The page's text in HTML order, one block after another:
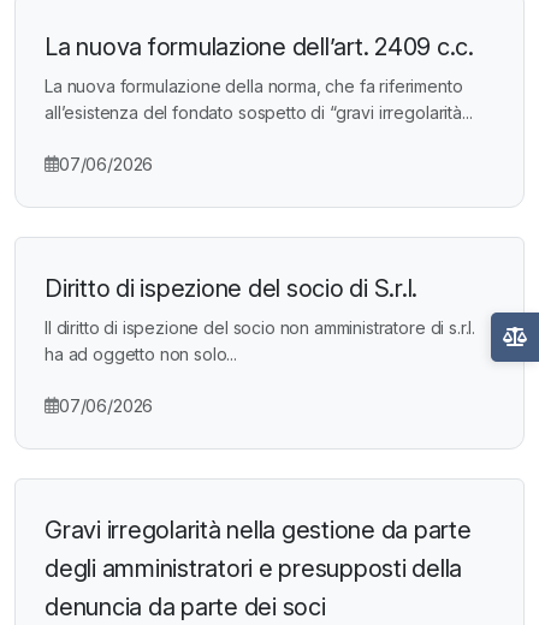
La nuova formulazione dell’art. 2409 c.c.
La nuova formulazione della norma, che fa riferimento
all’esistenza del fondato sospetto di “gravi irregolarità...
07/06/2026
Diritto di ispezione del socio di S.r.l.
Il diritto di ispezione del socio non amministratore di s.r.l.
ha ad oggetto non solo...
07/06/2026
Gravi irregolarità nella gestione da parte
degli amministratori e presupposti della
denuncia da parte dei soci